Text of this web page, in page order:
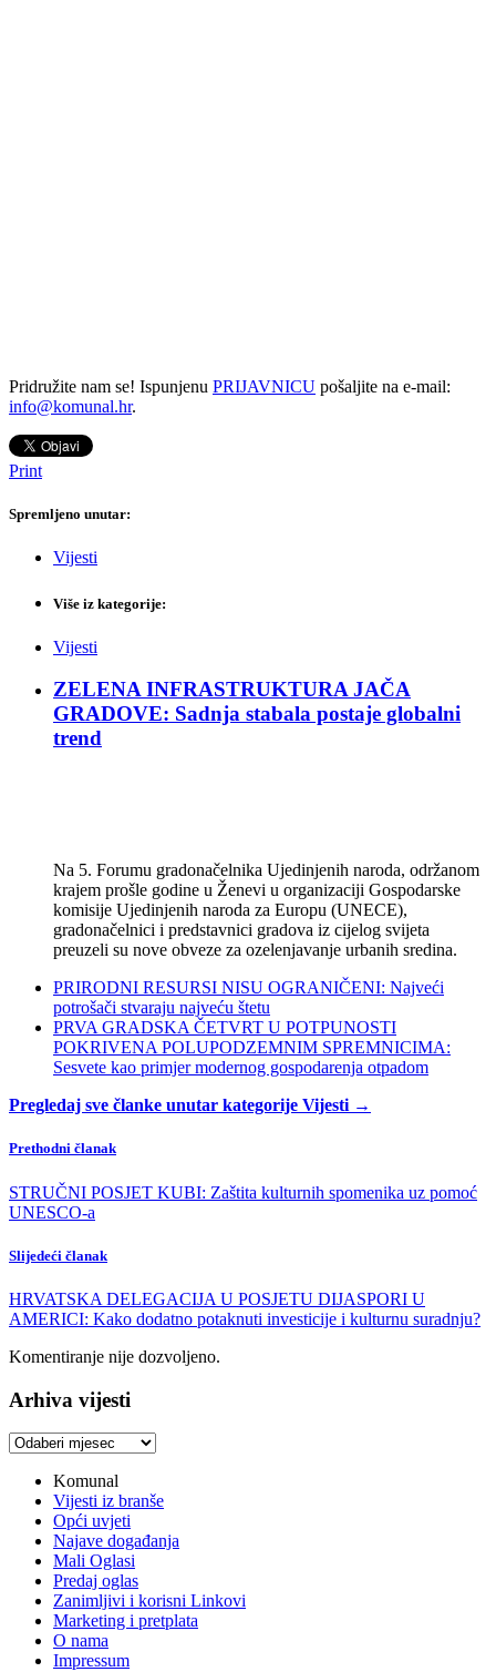
Pridružite nam se! Ispunjenu PRIJAVNICU pošaljite na e-mail:
info@komunal.hr.
Print
Spremljeno unutar:
Vijesti
Više iz kategorije:
Vijesti
ZELENA INFRASTRUKTURA JAČA
GRADOVE: Sadnja stabala postaje globalni
trend
Na 5. Forumu gradonačelnika Ujedinjenih naroda, održanom
krajem prošle godine u Ženevi u organizaciji Gospodarske
komisije Ujedinjenih naroda za Europu (UNECE),
gradonačelnici i predstavnici gradova iz cijelog svijeta
preuzeli su nove obveze za ozelenjavanje urbanih sredina.
PRIRODNI RESURSI NISU OGRANIČENI: Najveći
potrošači stvaraju najveću štetu
PRVA GRADSKA ČETVRT U POTPUNOSTI
POKRIVENA POLUPODZEMNIM SPREMNICIMA:
Sesvete kao primjer modernog gospodarenja otpadom
Pregledaj sve članke unutar kategorije Vijesti →
Prethodni članak
STRUČNI POSJET KUBI: Zaštita kulturnih spomenika uz pomoć
UNESCO-a
Slijedeći članak
HRVATSKA DELEGACIJA U POSJETU DIJASPORI U
AMERICI: Kako dodatno potaknuti investicije i kulturnu suradnju?
Komentiranje nije dozvoljeno.
Arhiva vijesti
Arhiva
Komunal
Vijesti iz branše
Opći uvjeti
Najave događanja
Mali Oglasi
Predaj oglas
Zanimljivi i korisni Linkovi
Marketing i pretplata
O nama
Impressum